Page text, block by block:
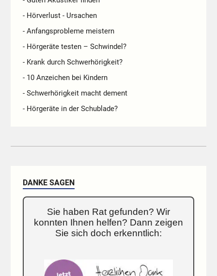
- Hörverlust - Ursachen
- Anfangsprobleme meistern
- Hörgeräte testen – Schwindel?
- Krank durch Schwerhörigkeit?
- 10 Anzeichen bei Kindern
- Schwerhörigkeit macht dement
- Hörgeräte in der Schublade?
DANKE SAGEN
Sie haben Rat gefunden? Wir
konnten Ihnen helfen? Dann zeigen
Sie sich doch erkenntlich: